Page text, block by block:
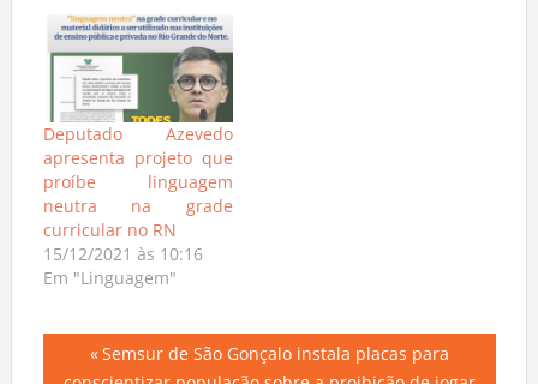
Deputado Azevedo
apresenta projeto que
proíbe linguagem
neutra na grade
curricular no RN
15/12/2021 às 10:16
Em "Linguagem"
Navegação
Previous
Semsur de São Gonçalo instala placas para